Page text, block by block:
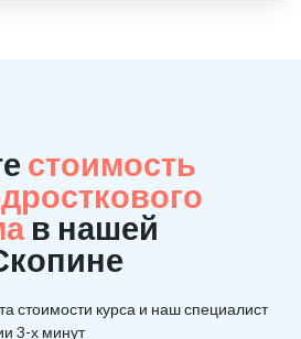
стоимость
в нашей
стоимости курса и наш специалист
3-х минут